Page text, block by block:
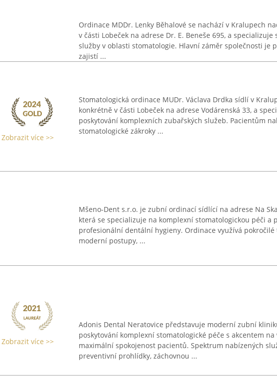
Ordinace MDDr. Lenky Běhalové se nachází v Kralupech
v části Lobeček na adrese Dr. E. Beneše 695, a specializuje
služby v oblasti stomatologie. Hlavní záměr společnosti je
zajistí ...
Zobrazit více >>
Stomatologická ordinace MUDr. Václava Drdka sídlí v
konkrétně v části Lobeček na adrese Vodárenská 33, a
poskytování komplexních zubařských služeb. Pacientům
stomatologické zákroky ...
Mšeno-Dent s.r.o. je zubní ordinací sídlící na adrese Na
která se specializuje na komplexní stomatologickou péči a
profesionální dentální hygieny. Ordinace využívá pokročilé
moderní postupy, ...
Zobrazit více >>
Adonis Dental Neratovice představuje moderní zubní
poskytování komplexní stomatologické péče s akcentem na
maximální spokojenost pacientů. Spektrum nabízených
preventivní prohlídky, záchovnou ...